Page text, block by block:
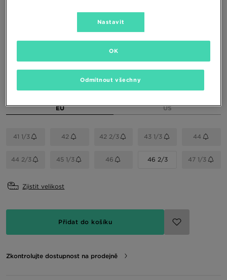
(Nejnižší cena za posledních 30 dní)
(Původní cena)
Bílá
Vyberte velikost
EU US
41 1/3 42 42 2/3 43 1/3 44
44 2/3 45 1/3 46 46 2/3 47 1/3
Zjistit velikost
Přidat do košíku
Zkontrolujte dostupnost na prodejně
Nastavit
Odmítnout všechny
OK